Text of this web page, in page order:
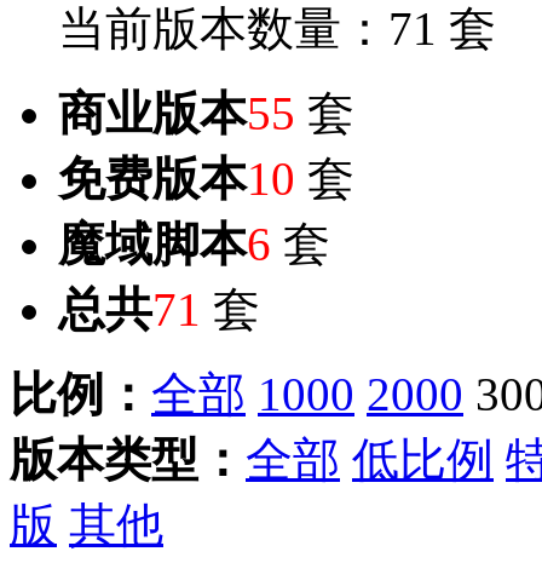
当前版本数量：71 套
商业版本55 套
免费版本10 套
魔域脚本6 套
总共71 套
比例： 全部 1000 2000
版本类型： 全部 低比例
版 其他